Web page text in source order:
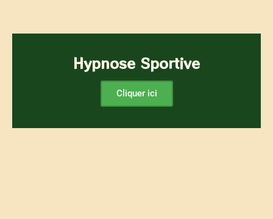
Hypnose Sportive
Cliquer ici